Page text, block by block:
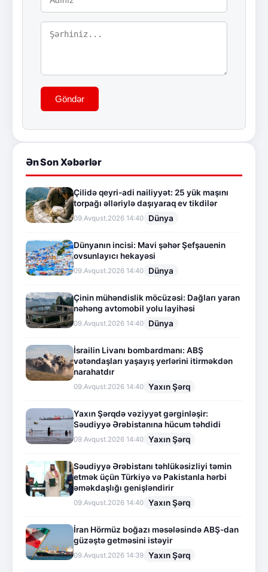
Göndər
Ən Son Xəbərlər
Çilidə qeyri-adi nailiyyət: 25 yük maşını
torpağı əlləriylə daşıyaraq ev tikdilər
09.Avqust.2026 14:40 Dünya
Dünyanın incisi: Mavi şəhər Şefşauenin
ovsunlayıcı hekayəsi
09.Avqust.2026 14:40 Dünya
Çinin mühəndislik möcüzəsi: Dağları yaran
nəhəng avtomobil yolu layihəsi
09.Avqust.2026 14:40 Dünya
İsrailin Livanı bombardmanı: ABŞ
vətəndaşları yaşayış yerlərini itirməkdən
narahatdır
09.Avqust.2026 14:40 Yaxın Şərq
Yaxın Şərqdə vəziyyət gərginləşir:
Səudiyyə Ərəbistanına hücum təhdidi
09.Avqust.2026 14:40 Yaxın Şərq
Səudiyyə Ərəbistanı təhlükəsizliyi təmin
etmək üçün Türkiyə və Pakistanla hərbi
əməkdaşlığı genişləndirir
09.Avqust.2026 14:40 Yaxın Şərq
İran Hörmüz boğazı məsələsində ABŞ-dan
güzəştə getməsini istəyir
09.Avqust.2026 14:39 Yaxın Şərq